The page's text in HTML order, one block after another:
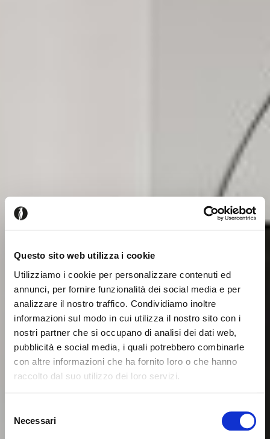
Questo sito web utilizza i cookie
Utilizziamo i cookie per personalizzare contenuti ed
annunci, per fornire funzionalità dei social media e per
analizzare il nostro traffico. Condividiamo inoltre
informazioni sul modo in cui utilizza il nostro sito con i
nostri partner che si occupano di analisi dei dati web,
pubblicità e social media, i quali potrebbero combinarle
con altre informazioni che ha fornito loro o che hanno
raccolto dal suo utilizzo dei loro servizi.
delNecessari
Seems like you’re browsing from Close